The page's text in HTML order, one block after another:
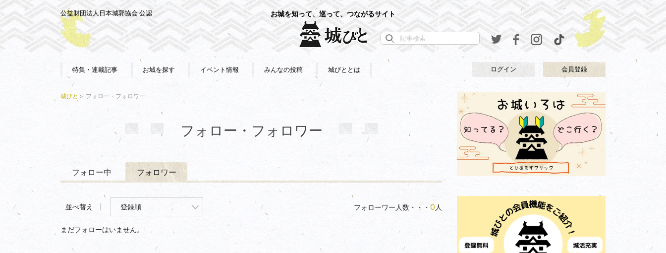
公益財団法人日本城郭協会 公認 お城を知って、巡って、つながるサイト
特集・連載記事 お城を探す イベント情報 みんなの投稿 城びととは ログイン 会員登録
城びと フォロー・フォロワー
フォロー・フォロワー
フォロー中 フォロワー
並べ替え フォローワー人数・・・ 0 人
まだフォローはいません。